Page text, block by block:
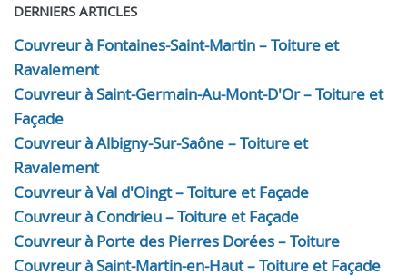
DERNIERS ARTICLES
Couvreur à Fontaines-Saint-Martin – Toiture et
Ravalement
Couvreur à Saint-Germain-Au-Mont-D'Or – Toiture et
Façade
Couvreur à Albigny-Sur-Saône – Toiture et
Ravalement
Couvreur à Val d'Oingt – Toiture et Façade
Couvreur à Condrieu – Toiture et Façade
Couvreur à Porte des Pierres Dorées – Toiture
Couvreur à Saint-Martin-en-Haut – Toiture et Façade